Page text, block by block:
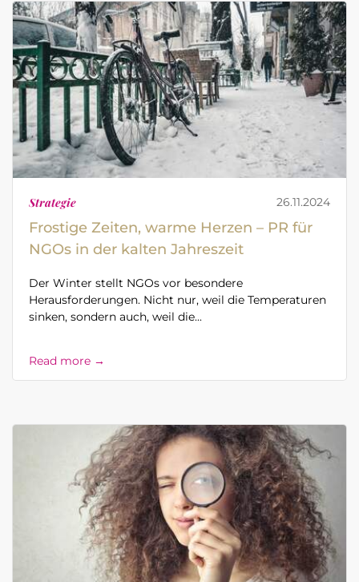
Strategie 26.11.2024
Frostige Zeiten, warme Herzen – PR für
NGOs in der kalten Jahreszeit
Der Winter stellt NGOs vor besondere
Herausforderungen. Nicht nur, weil die Temperaturen
sinken, sondern auch, weil die...
Read more →